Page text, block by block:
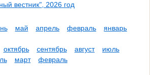
вестник", 2026 год
май апрель февраль
январь
октябрь сентябрь август
июль
март
февраль